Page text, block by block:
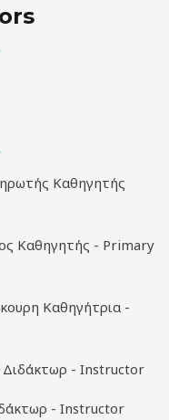
Καθηγητής
Καθηγητής - Primary
Καθηγήτρια -
- Instructor
- Instructor